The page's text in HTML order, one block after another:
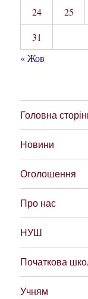
24
25
31
« Жов
Головна
Новини
Оголошення
Про нас
НУШ
Початкова
Учням